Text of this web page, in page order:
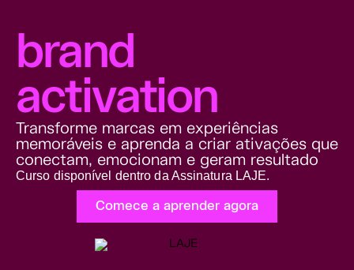
brand
activation
Transforme marcas em experiências
memoráveis e aprenda a criar ativações que
conectam, emocionam e geram resultado
Curso disponível dentro da Assinatura LAJE.
Comece a aprender agora